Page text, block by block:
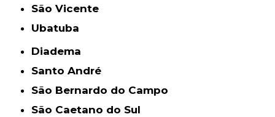
São Vicente
Ubatuba
Diadema
Santo André
São Bernardo do Campo
São Caetano do Sul